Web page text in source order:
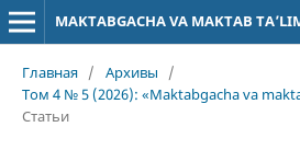
MAKTABGACHA VA MAKTAB
Главная / Архивы
/
Том 4 № 5 (2026): «Maktabgacha va
Статьи